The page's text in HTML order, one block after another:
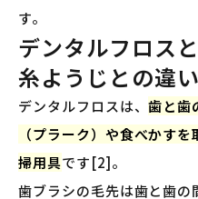
す。
デンタルフロス
糸ようじとの違い
デンタルフロスは、歯と歯
（プラーク）や食べかす
掃用具です[2]。
歯ブラシの毛先は歯と歯